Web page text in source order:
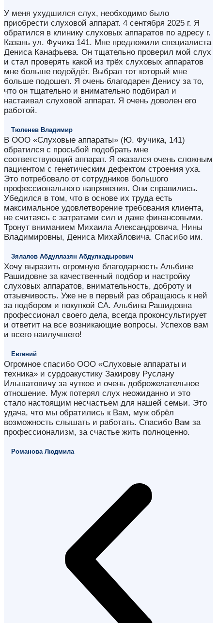
У меня ухудшился слух, необходимо было
приобрести слуховой аппарат. 4 сентября 2025 г. Я
обратился в клинику слуховых аппаратов по адресу г.
Казань ул. Фучика 141. Мне предложили специалиста
Дениса Канафьева. Он тщательно проверил мой слух
и стал проверять какой из трёх слуховых аппаратов
мне больше подойдёт. Выбрал тот который мне
больше подошел. Я очень благодарен Денису за то,
что он тщательно и внимательно подбирал и
настаивал слуховой аппарат. Я очень доволен его
работой.
Тюленев Владимир
В ООО «Слуховые аппараты» (Ю. Фучика, 141)
обратился с просьбой подобрать мне
соответствующий аппарат. Я оказался очень сложным
пациентом с генетическим дефектом строения уха.
Это потребовало от сотрудников большого
профессионального напряжения. Они справились.
Убедился в том, что в основе их труда есть
максимальное удовлетворение требования клиента,
не считаясь с затратами сил и даже финансовыми.
Тронут вниманием Михаила Александровича, Нины
Владимировны, Дениса Михайловича. Спасибо им.
Зялалов Абдуллазян Абдулкадырович
Хочу выразить огромную благодарность Альбине
Рашидовне за качественный подбор и настройку
слуховых аппаратов, внимательность, доброту и
отзывчивость. Уже не в первый раз обращаюсь к ней
за подбором и покупкой СА. Альбина Рашидовна
профессионал своего дела, всегда проконсультирует
и ответит на все возникающие вопросы. Успехов вам
и всего наилучшего!
Евгений
Огромное спасибо ООО «Слуховые аппараты и
техника» и сурдоакустику Закирову Руслану
Ильшатовичу за чуткое и очень доброжелательное
отношение. Муж потерял слух неожиданно и это
стало настоящим несчастьем для нашей семьи. Это
удача, что мы обратились к Вам, муж обрёл
возможность слышать и работать. Спасибо Вам за
профессионализм, за счастье жить полноценно.
Романова Людмила